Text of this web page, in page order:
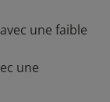
une faible
une